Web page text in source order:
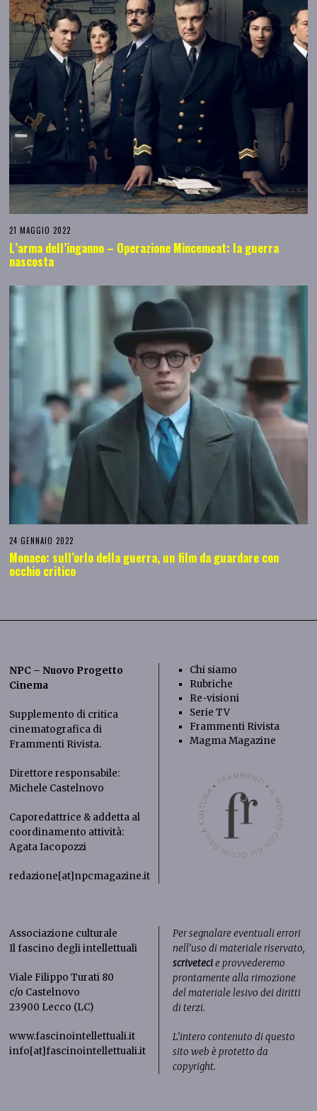
21 MAGGIO 2022
L’arma dell’inganno – Operazione Mincemeat: la guerra
nascosta
24 GENNAIO 2022
Monaco: sull’orlo della guerra, un film da guardare con
occhio critico
NPC – Nuovo Progetto
Cinema
Supplemento di critica
cinematografica di
Frammenti Rivista.
Direttore responsabile:
Michele Castelnovo
Caporedattrice & addetta al
coordinamento attività:
Agata Iacopozzi
redazione[at]npcmagazine.it
Chi siamo
Rubriche
Re-visioni
Serie TV
Frammenti Rivista
Magma Magazine
Associazione culturale
Il fascino degli intellettuali
Viale Filippo Turati 80
c/o Castelnovo
23900 Lecco (LC)
www.fascinointellettuali.it
info[at]fascinointellettuali.it
Per segnalare eventuali errori
nell’uso di materiale riservato,
scrivetecie provvederemo
prontamente alla rimozione
del materiale lesivo dei diritti
di terzi.
L’intero contenuto di questo
sito web è protetto da
copyright.